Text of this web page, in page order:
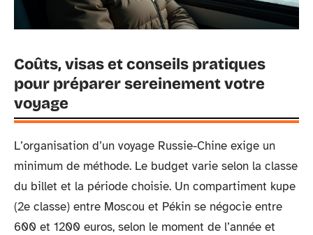
Coûts, visas et conseils pratiques
pour préparer sereinement votre
voyage
L’organisation d’un voyage Russie-Chine exige un
minimum de méthode. Le budget varie selon la classe
du billet et la période choisie. Un compartiment kupe
(2e classe) entre Moscou et Pékin se négocie entre
600 et 1200 euros, selon le moment de l’année et